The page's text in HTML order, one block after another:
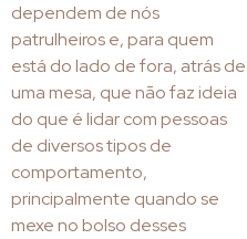
dependem de nós
patrulheiros e, para quem
está do lado de fora, atrás de
uma mesa, que não faz ideia
do que é lidar com pessoas
de diversos tipos de
comportamento,
principalmente quando se
mexe no bolso desses